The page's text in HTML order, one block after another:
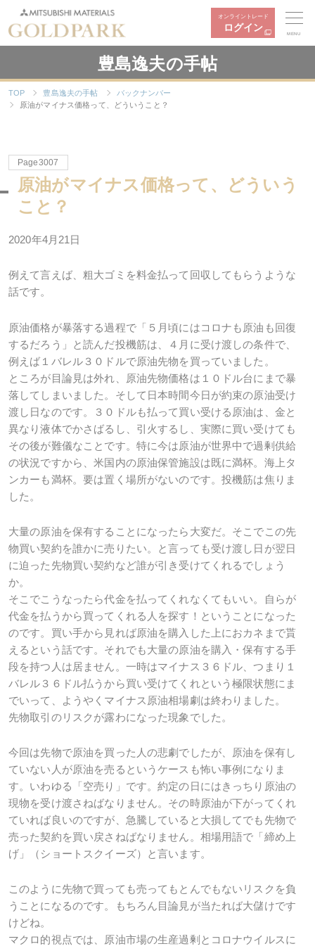
オンライントレード
ログイン
MENU
豊島逸夫の手帖
TOP 豊島逸夫の手帖
バックナンバー
原油がマイナス価格って、どういうこと？
Page3007
原油がマイナス価格って、どういう
こと？
2020年4月21日
例えて言えば、粗大ゴミを料金払って回収してもらうような
話です。
原油価格が暴落する過程で「５月頃にはコロナも原油も回復
するだろう」と読んだ投機筋は、４月に受け渡しの条件で、
例えば１バレル３０ドルで原油先物を買っていました。
ところが目論見は外れ、原油先物価格は１０ドル台にまで暴
落してしまいました。そして日本時間今日が約束の原油受け
渡し日なのです。３０ドルも払って買い受ける原油は、金と
異なり液体でかさばるし、引火するし、実際に買い受けても
その後が難儀なことです。特に今は原油が世界中で過剰供給
の状況ですから、米国内の原油保管施設は既に満杯。海上タ
ンカーも満杯。要は置く場所がないのです。投機筋は焦りま
した。
大量の原油を保有することになったら大変だ。そこでこの先
物買い契約を誰かに売りたい。と言っても受け渡し日が翌日
に迫った先物買い契約など誰が引き受けてくれるでしょう
か。
そこでこうなったら代金を払ってくれなくてもいい。自らが
代金を払うから買ってくれる人を探す！ということになった
のです。買い手から見れば原油を購入した上におカネまで貰
えるという話です。それでも大量の原油を購入・保有する手
段を持つ人は居ません。一時はマイナス３６ドル、つまり１
バレル３６ドル払うから買い受けてくれという極限状態にま
でいって、ようやくマイナス原油相場劇は終わりました。
先物取引のリスクが露わになった現象でした。
今回は先物で原油を買った人の悲劇でしたが、原油を保有し
ていない人が原油を売るというケースも怖い事例になりま
す。いわゆる「空売り」です。約定の日にはきっちり原油の
現物を受け渡さねばなりません。その時原油が下がってくれ
ていれば良いのですが、急騰していると大損してでも先物で
売った契約を買い戻さねばなりません。相場用語で「締め上
げ」（ショートスクイーズ）と言います。
このように先物で買っても売ってもとんでもないリスクを負
うことになるのです。もちろん目論見が当たれば大儲けです
けどね。
マクロ的視点では、原油市場の生産過剰とコロナウイルスに